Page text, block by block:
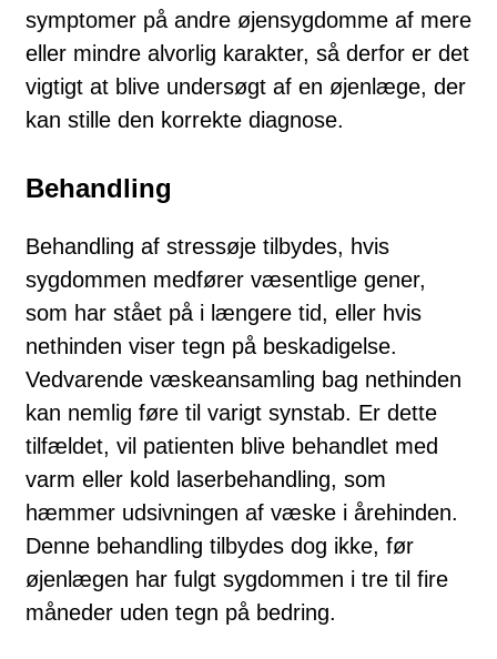
symptomer på andre øjensygdomme af mere
eller mindre alvorlig karakter, så derfor er det
vigtigt at blive undersøgt af en øjenlæge, der
kan stille den korrekte diagnose.
Behandling
Behandling af stressøje tilbydes, hvis
sygdommen medfører væsentlige gener,
som har stået på i længere tid, eller hvis
nethinden viser tegn på beskadigelse.
Vedvarende væskeansamling bag nethinden
kan nemlig føre til varigt synstab. Er dette
tilfældet, vil patienten blive behandlet med
varm eller kold laserbehandling, som
hæmmer udsivningen af væske i årehinden.
Denne behandling tilbydes dog ikke, før
øjenlægen har fulgt sygdommen i tre til fire
måneder uden tegn på bedring.